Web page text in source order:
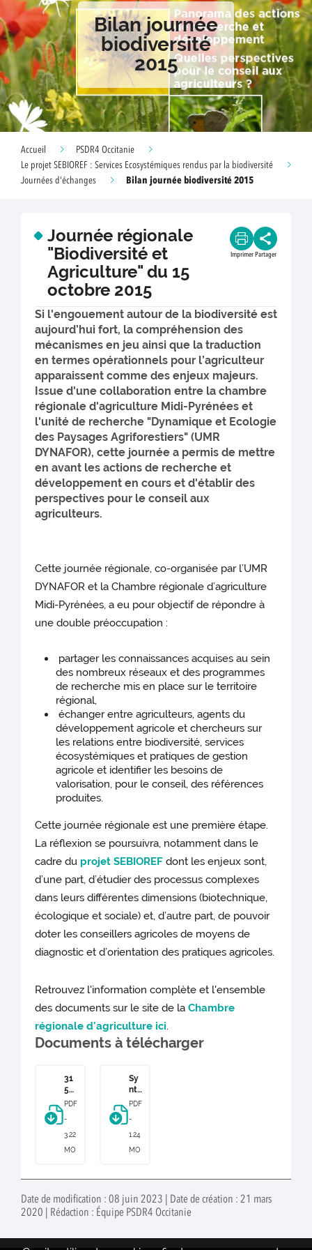
Bilan journée
biodiversité
2015
Accueil
PSDR4 Occitanie
Le projet SEBIOREF : Services Ecosystémiques rendus par la biodiversité
Journées d'échanges
Bilan journée biodiversité 2015
Journée régionale
"Biodiversité et
Agriculture" du 15
octobre 2015
Imprimer Partager
Si l'engouement autour de la biodiversité est
aujourd’hui fort, la compréhension des
mécanismes en jeu ainsi que la traduction
en termes opérationnels pour l’agriculteur
apparaissent comme des enjeux majeurs.
Issue d'une collaboration entre la chambre
régionale d'agriculture Midi-Pyrénées et
l'unité de recherche "Dynamique et Ecologie
des Paysages Agriforestiers" (UMR
DYNAFOR), cette journée a permis de mettre
en avant les actions de recherche et
développement en cours et d'établir des
perspectives pour le conseil aux
agriculteurs.
Cette journée régionale, co-organisée par l’UMR
DYNAFOR et la Chambre régionale d’agriculture
Midi-Pyrénées, a eu pour objectif de répondre à
une double préoccupation :
partager les connaissances acquises au sein
des nombreux réseaux et des programmes
de recherche mis en place sur le territoire
régional,
échanger entre agriculteurs, agents du
développement agricole et chercheurs sur
les relations entre biodiversité, services
écosystémiques et pratiques de gestion
agricole et identifier les besoins de
valorisation, pour le conseil, des références
produites.
Cette journée régionale est une première étape.
La réflexion se poursuivra, notamment dans le
cadre du projet SEBIOREF dont les enjeux sont,
d’une part, d’étudier des processus complexes
dans leurs différentes dimensions (biotechnique,
écologique et sociale) et, d’autre part, de pouvoir
doter les conseillers agricoles de moyens de
diagnostic et d’orientation des pratiques agricoles.
Retrouvez l'information complète et l'ensemble
des documents sur le site de laChambre
régionale d'agriculture ici.
Documents à télécharger
31
58
CR
Br
oc
bio
ers
ite
mp
PDF
-
3.22
MO
Sy
nth
ès
urn
ée
nal
Bio
div
&
PDF
-
1.24
MO
Date de modification : 08 juin 2023 | Date de création : 21 mars
2020 | Rédaction : Équipe PSDR4 Occitanie